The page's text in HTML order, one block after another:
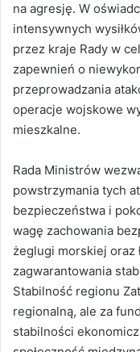
na agresję. W
intensywnych
przez kraje Rady w
zapewnień o
przeprowadzania
operacje wojskowe
mieszkalne.
Rada Ministrów
powstrzymania tych
bezpieczeństwa i
wagę zachowania
żeglugi morskiej oraz
zagwarantowania
Stabilność regionu
regionalną, ale za
stabilności